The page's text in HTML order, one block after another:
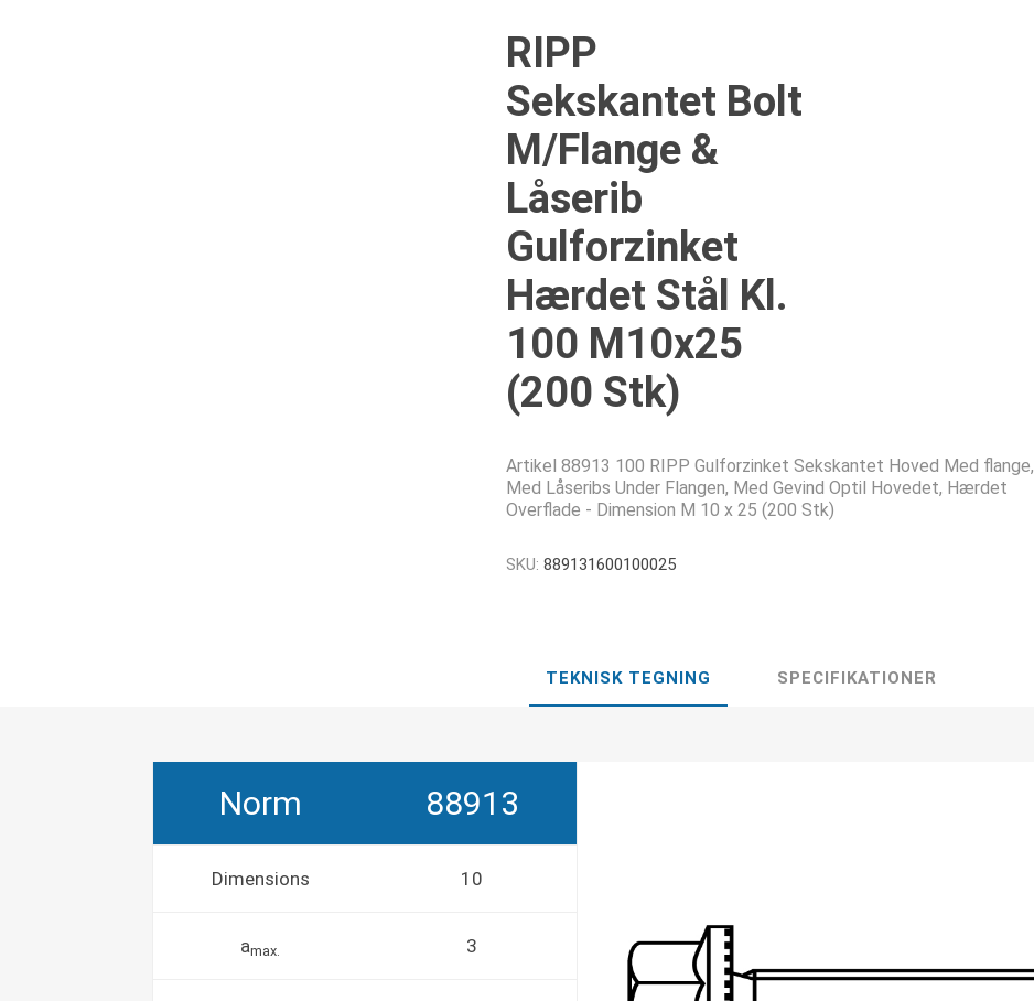
RIPP
Sekskantet Bolt
M/Flange &
Låserib
Gulforzinket
Hærdet Stål Kl.
100 M10x25
(200 Stk)
Artikel 88913 100 RIPP Gulforzinket Sekskantet Hoved Med flange,
Med Låseribs Under Flangen, Med Gevind Optil Hovedet, Hærdet
Overflade - Dimension M 10 x 25 (200 Stk)
SKU: 889131600100025
TEKNISK TEGNING SPECIFIKATIONER
Norm 88913
Dimensions 10
amax. 3